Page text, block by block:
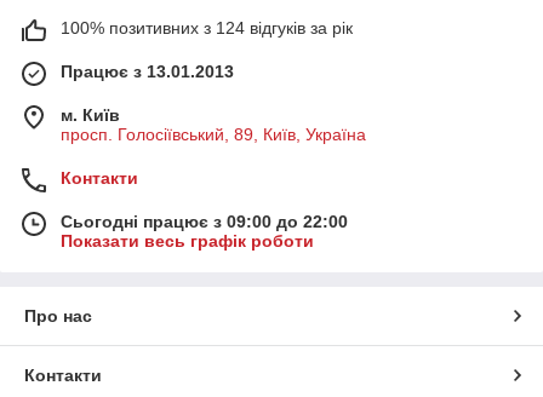
100% позитивних з 124 відгуків за рік
Працює з 13.01.2013
м. Київ
просп. Голосіївський, 89, Київ, Україна
Контакти
Сьогодні працює з 09:00 до 22:00
Показати весь графік роботи
Про нас
Контакти